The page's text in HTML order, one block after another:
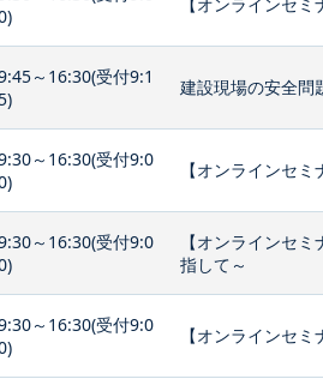
～16:30(受付9:1
5)
建設現場の安全問
～16:30(受付9:0
【オンラインセ
～16:30(受付9:0
【オンラインセ
指して～
～16:30(受付9:0
【オンラインセ